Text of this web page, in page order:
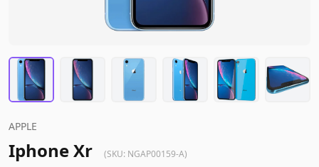
APPLE
Iphone Xr (SKU: NGAP00159-A)